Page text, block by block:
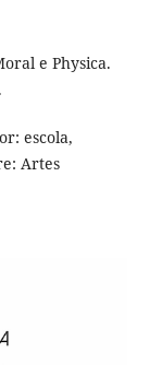
e Physica.
escola,
Artes